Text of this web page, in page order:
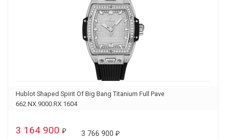
Hublot Shaped Spirit Of Big Bang Titanium Full Pave
662.NX.9000.RX.1604
3 164 900 ₽ 3 766 900 ₽